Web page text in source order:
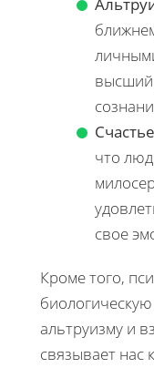
высший
что
свое
Кроме того,
альтруизму и
связывает нас